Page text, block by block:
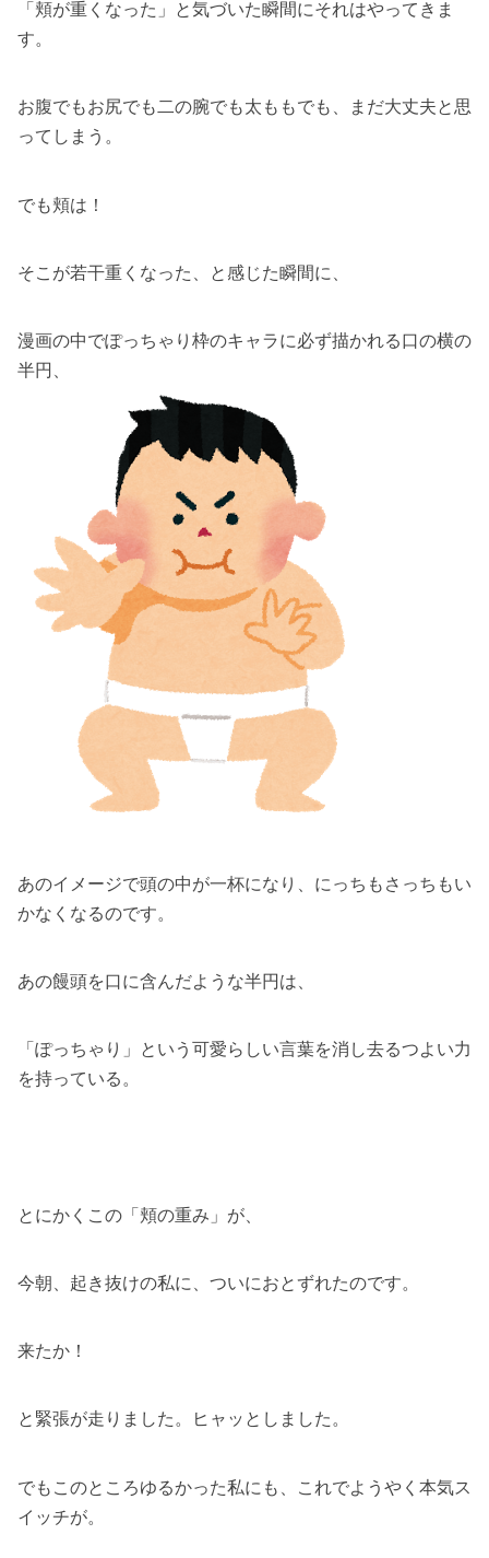
「頬が重くなった」と気づいた瞬間にそれはやってきま
す。
お腹でもお尻でも二の腕でも太ももでも、まだ大丈夫と思
ってしまう。
でも頬は！
そこが若干重くなった、と感じた瞬間に、
漫画の中でぽっちゃり枠のキャラに必ず描かれる口の横の
半円、
あのイメージで頭の中が一杯になり、にっちもさっちもい
かなくなるのです。
あの饅頭を口に含んだような半円は、
「ぽっちゃり」という可愛らしい言葉を消し去るつよい力
を持っている。
とにかくこの「頬の重み」が、
今朝、起き抜けの私に、ついにおとずれたのです。
来たか！
と緊張が走りました。ヒャッとしました。
でもこのところゆるかった私にも、これでようやく本気ス
イッチが。